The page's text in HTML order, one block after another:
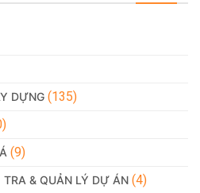
DỰNG (135)
(9)
& QUẢN LÝ DỰ ÁN (4)